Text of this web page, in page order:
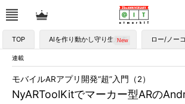
TOP AIを作り動かし守り生かす ロー/ノー
連載
NyARToolKitでマーカー型ARの
モバイルARアプリ開発“超”入門（2）